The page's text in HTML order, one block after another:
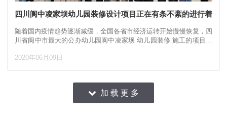
四川阆中凌家坝幼儿园装修设计项目正在有条不紊的进行着
随着国内疫情趋势逐渐减缓，全国各省市经济运转开始慢慢恢复，四
川省阆中市最大的公办幼儿园阆中凌家坝 幼儿园装修 施工的项目也
2020年06月09日
加 载 更 多